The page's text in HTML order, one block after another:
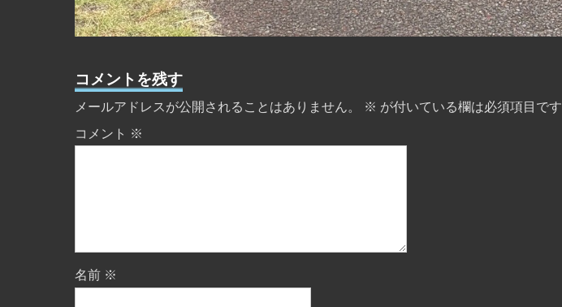
コメントを残す
メールアドレスが公開されることはありません。 ※ が付いている欄は必須項目です
コメント ※
名前 ※